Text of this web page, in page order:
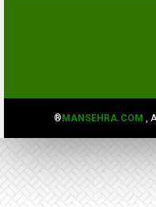
MANSEHRA.COM ,